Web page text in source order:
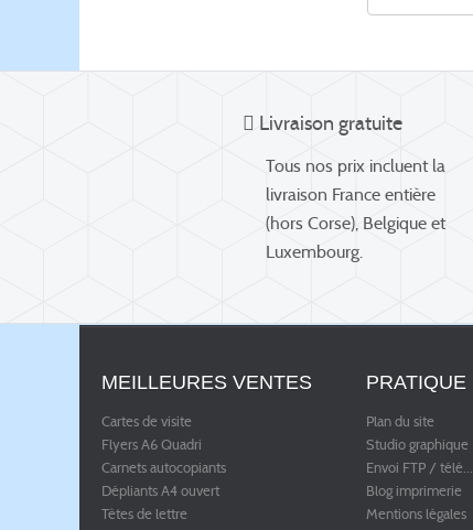
Livraison gratuite
Tous nos prix incluent la
livraison France entière
(hors Corse), Belgique et
Luxembourg.
MEILLEURES VENTES
Cartes de visite
Flyers A6 Quadri
Carnets autocopiants
Dépliants A4 ouvert
Têtes de lettre
PRATIQUE
Plan du site
Studio graphique
Envoi FTP / télé...
Blog imprimerie
Mentions légales